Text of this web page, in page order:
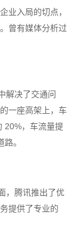
业入局的切点，
曾有媒体分析过
解决了交通问
一座高架上，车
20%，车流量提
。
，腾讯推出了优
提供了专业的